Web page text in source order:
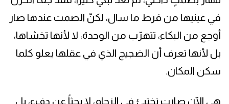
في عينيها من فرط ما سال، لكنّ الصمت عندها صار
أوجع من البكاء، تتهرّب من الوحدة، لا لأنها تخشاها،
بل لأنها تعرف أن الضجيج الذي في عقلها يعلو كلما
سكن المكان.
هي الآن صارت تختبئ في الزحام، لا بحثاً عن دفء، بل